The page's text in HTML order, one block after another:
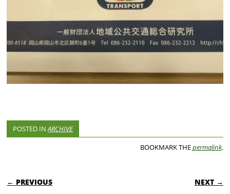
POSTED INARCHIVE
BOOKMARK THEpermalink.
POST NAVIGATION
← PREVIOUS NEXT →